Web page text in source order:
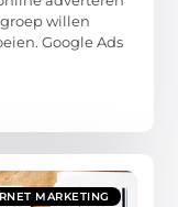
willen
Google Ads
MARKETING